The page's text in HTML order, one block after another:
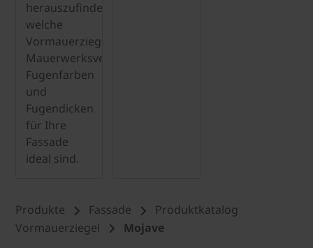
herauszufinden,
welche
Vormauerziegel,
Mauerwerksverbindungen,
Fugenfarben
und
Fugendicken
für Ihre
Fassade
ideal sind.
Produkte Fassade
Produktkatalog
Vormauerziegel
Mojave